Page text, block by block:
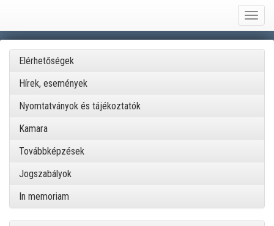
Elérhetőségek
Hírek, események
Nyomtatványok és tájékoztatók
Kamara
Továbbképzések
Jogszabályok
In memoriam